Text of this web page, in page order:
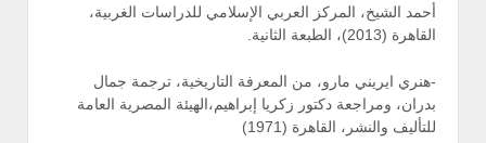
أحمد الشيخ، المركز العربي الإسلامي للدراسات الغربية،
القاهرة (2013)، الطبعة الثانية.
-هنري ايريني مارو، من المعرفة التاريخية، ترجمة جمال
بدران، ومراجعة دكتور زكريا إبراهيم،الهيئة المصرية العامة
للتأليف والنشر، القاهرة (1971)